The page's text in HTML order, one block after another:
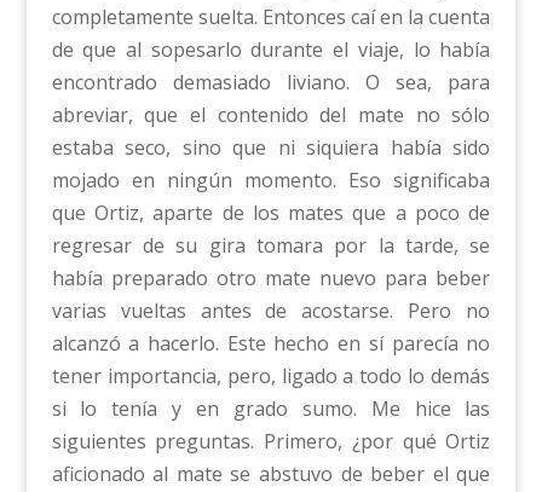
completamente suelta. Entonces caí en la cuenta
de que al sopesarlo durante el viaje, lo había
encontrado demasiado liviano. O sea, para
abreviar, que el contenido del mate no sólo
estaba seco, sino que ni siquiera había sido
mojado en ningún momento. Eso significaba
que Ortiz, aparte de los mates que a poco de
regresar de su gira tomara por la tarde, se
había preparado otro mate nuevo para beber
varias vueltas antes de acostarse. Pero no
alcanzó a hacerlo. Este hecho en sí parecía no
tener importancia, pero, ligado a todo lo demás
si lo tenía y en grado sumo. Me hice las
siguientes preguntas. Primero, ¿por qué Ortiz
aficionado al mate se abstuvo de beber el que